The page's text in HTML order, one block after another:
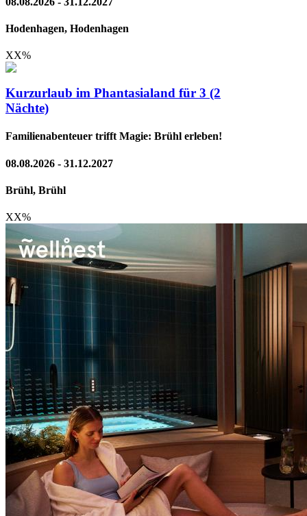
Hodenhagen, Hodenhagen
XX%
Kurzurlaub im Phantasialand für 3 (2
Nächte)
Familienabenteuer trifft Magie: Brühl erleben!
08.08.2026 - 31.12.2027
Brühl, Brühl
XX%